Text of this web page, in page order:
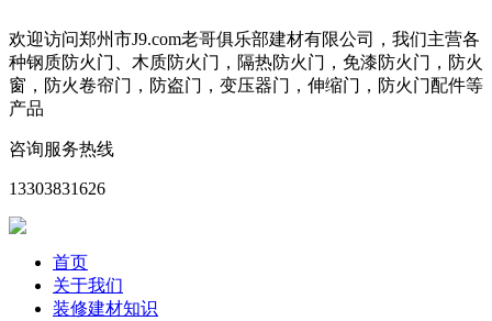
欢迎访问郑州市J9.com老哥俱乐部建材有限公司，我们主营各
种钢质防火门、木质防火门，隔热防火门，免漆防火门，防火
窗，防火卷帘门，防盗门，变压器门，伸缩门，防火门配件等
产品
咨询服务热线
13303831626
首页
关于我们
装修建材知识